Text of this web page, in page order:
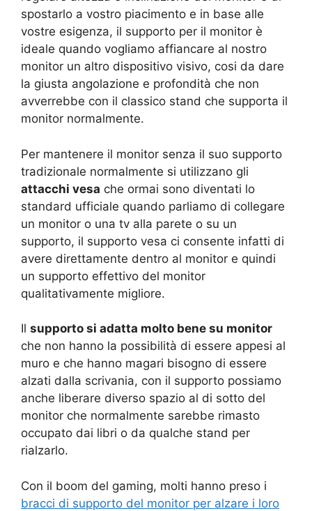
spostarlo a vostro piacimento e in base alle
vostre esigenza, il supporto per il monitor è
ideale quando vogliamo affiancare al nostro
monitor un altro dispositivo visivo, cosi da dare
la giusta angolazione e profondità che non
avverrebbe con il classico stand che supporta il
monitor normalmente.
Per mantenere il monitor senza il suo supporto
tradizionale normalmente si utilizzano gli
attacchi vesa che ormai sono diventati lo
standard ufficiale quando parliamo di collegare
un monitor o una tv alla parete o su un
supporto, il supporto vesa ci consente infatti di
avere direttamente dentro al monitor e quindi
un supporto effettivo del monitor
qualitativamente migliore.
Il supporto si adatta molto bene su monitor
che non hanno la possibilità di essere appesi al
muro e che hanno magari bisogno di essere
alzati dalla scrivania, con il supporto possiamo
anche liberare diverso spazio al di sotto del
monitor che normalmente sarebbe rimasto
occupato dai libri o da qualche stand per
rialzarlo.
Con il boom del gaming, molti hanno preso i
bracci di supporto del monitor per alzare i loro